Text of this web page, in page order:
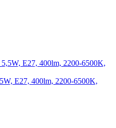
E27, 400lm, 2200-6500K,